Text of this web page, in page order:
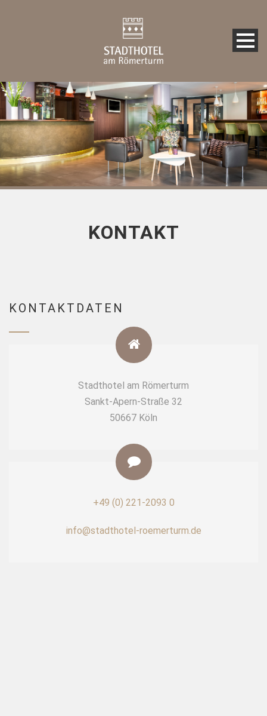
KONTAKT
KONTAKTDATEN
Stadthotel am Römerturm
Sankt-Apern-Straße 32
50667 Köln
+49 (0) 221-2093 0
info@stadthotel-roemerturm.de